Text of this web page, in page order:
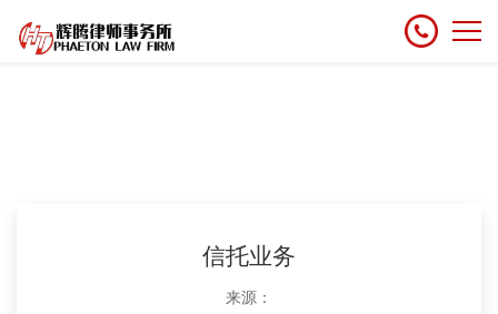
信托业务
来源：